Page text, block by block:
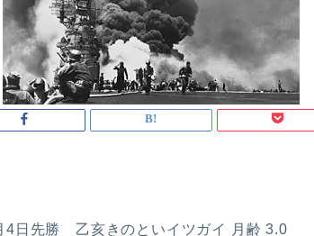
4日先勝 乙亥きのといイツガイ 月齢 3.0